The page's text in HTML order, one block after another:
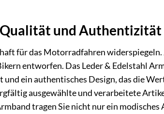
und Authentizität
für das Motorradfahren
entworfen. Das Leder & Edelstahl
ein authentisches Design, das die
ausgewählte und verarbeitete
tragen Sie nicht nur ein modisches